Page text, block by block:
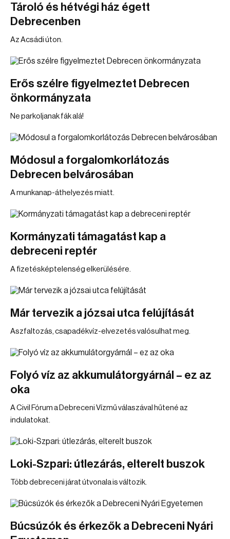
Tároló és hétvégi ház égett
Debrecenben
Az Acsádi úton.
Erős szélre figyelmeztet Debrecen
önkormányzata
Ne parkoljanak fák alá!
Módosul a forgalomkorlátozás
Debrecen belvárosában
A munkanap-áthelyezés miatt.
Kormányzati támagatást kap a
debreceni reptér
A fizetésképtelenség elkerülésére.
Már tervezik a józsai utca felújítását
Aszfaltozás, csapadékvíz-elvezetés valósulhat meg.
Folyó víz az akkumulátorgyárnál – ez az
oka
A Civil Fórum a Debreceni Vízmű válaszával hűtené az
indulatokat.
Loki-Szpari: útlezárás, elterelt buszok
Több debreceni járat útvonala is változik.
Búcsúzók és érkezők a Debreceni Nyári